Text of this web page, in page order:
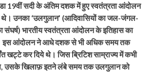
19वीं सदी के अंतिम दशक में हुए स्वतंत्रता आंदोलन
उनका ‘उलगुलान’ (आदिवासियों का जल-जंगल-
संघर्ष) भारतीय स्वतंत्रता आंदोलन के इतिहास का
इस आंदोलन ने आधे दशक से भी अधिक समय तक
खट्टे कर दिये थे। जिस ब्रिटिश साम्राज्य में कभी
था, उसके खिलाफ़ इतने लंबे समय तक उलगुलान को